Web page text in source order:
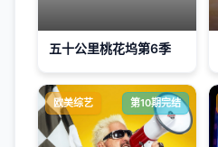
五十公里桃花坞第6季
欧美综艺 第10期完结